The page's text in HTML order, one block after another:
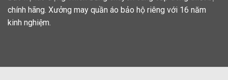
chính hãng. Xưởng may quần áo bảo hộ riêng với 16 năm
kinh nghiệm.